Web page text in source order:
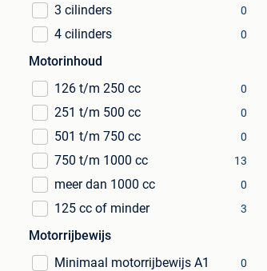
3 cilinders 0
4 cilinders 0
Motorinhoud
126 t/m 250 cc
0
251 t/m 500 cc 0
501 t/m 750 cc 0
750 t/m 1000 cc 13
meer dan 1000 cc 0
125 cc of minder 3
Motorrijbewijs
Minimaal motorrijbewijs A1
0